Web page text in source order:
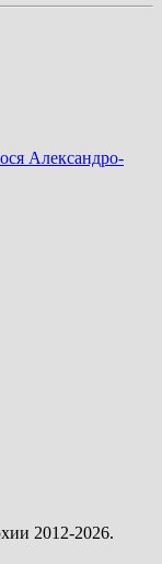
2012-2026.